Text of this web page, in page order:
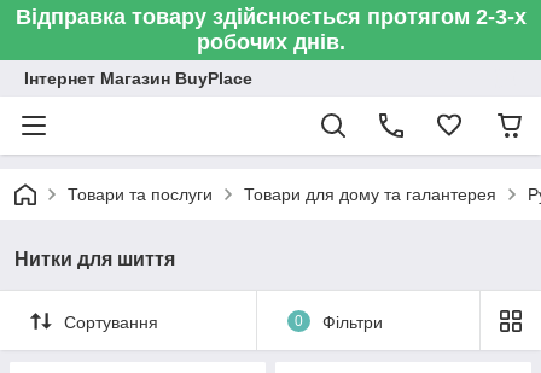
Відправка товару здійснюється протягом 2-3-х
робочих днів.
Інтернет Магазин BuyPlace
Товари та послуги Товари для дому та галантерея
Нитки для шиття
Сортування 0 Фільтри